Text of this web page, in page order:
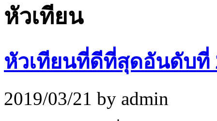
หัวเทียน
หัวเทียนที่ดีที่สุดอันดับที่
2019/03/21 by admin